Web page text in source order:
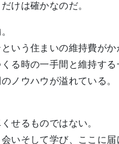
けは確かなのだ。
いう住まいの維持費がか
る時の一手間と維持する
ノウハウが溢れている。
せるものではない。
いそして学び、ここに届